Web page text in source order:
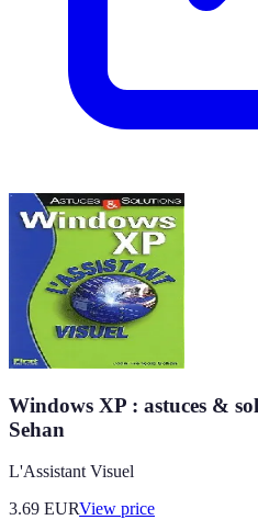
Windows XP : astuces &
Sehan
L'Assistant Visuel
3.69 EURView price